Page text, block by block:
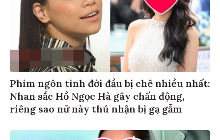
Phim ngôn tình đời đầu bị chê nhiều nhất:
Nhan sắc Hồ Ngọc Hà gây chấn động,
riêng sao nữ này thú nhận bị gạ gẫm